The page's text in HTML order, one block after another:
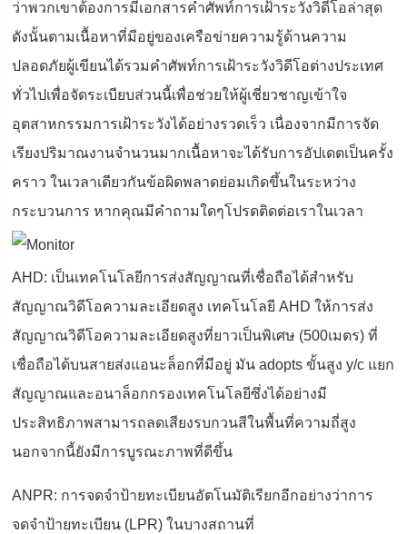
ว่าพวกเขาต้องการมีเอกสารคำศัพท์การเฝ้าระวังวิดีโอล่าสุด
ดังนั้นตามเนื้อหาที่มีอยู่ของเครือข่ายความรู้ด้านความ
ปลอดภัยผู้เขียนได้รวมคำศัพท์การเฝ้าระวังวิดีโอต่างประเทศ
ทั่วไปเพื่อจัดระเบียบส่วนนี้เพื่อช่วยให้ผู้เชี่ยวชาญเข้าใจ
อุตสาหกรรมการเฝ้าระวังได้อย่างรวดเร็ว เนื่องจากมีการจัด
เรียงปริมาณงานจำนวนมากเนื้อหาจะได้รับการอัปเดตเป็นครั้ง
คราว ในเวลาเดียวกันข้อผิดพลาดย่อมเกิดขึ้นในระหว่าง
กระบวนการ หากคุณมีคำถามใดๆโปรดติดต่อเราในเวลา
AHD: เป็นเทคโนโลยีการส่งสัญญาณที่เชื่อถือได้สำหรับ
สัญญาณวิดีโอความละเอียดสูง เทคโนโลยี AHD ให้การส่ง
สัญญาณวิดีโอความละเอียดสูงที่ยาวเป็นพิเศษ (500เมตร) ที่
เชื่อถือได้บนสายส่งแอนะล็อกที่มีอยู่ มัน adopts ขั้นสูง y/c แยก
สัญญาณและอนาล็อกกรองเทคโนโลยีซึ่งได้อย่างมี
ประสิทธิภาพสามารถลดเสียงรบกวนสีในพื้นที่ความถี่สูง
นอกจากนี้ยังมีการบูรณะภาพที่ดีขึ้น
ANPR: การจดจำป้ายทะเบียนอัตโนมัติเรียกอีกอย่างว่าการ
จดจำป้ายทะเบียน (LPR) ในบางสถานที่